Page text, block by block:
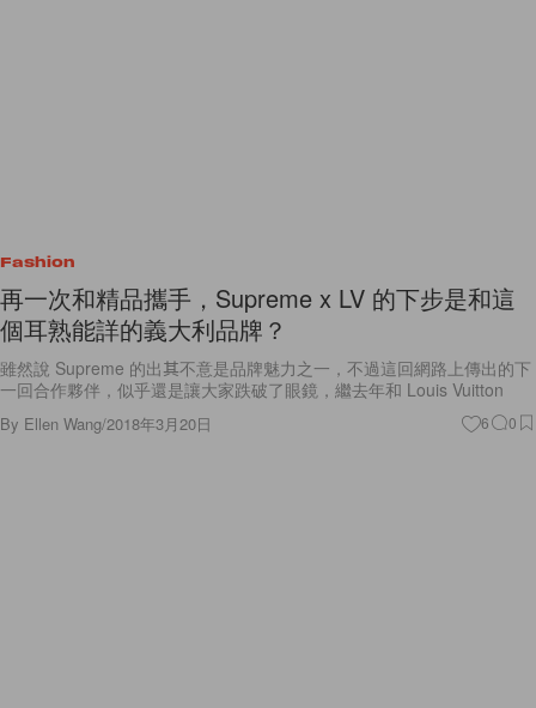
Fashion
再一次和精品攜手，Supreme x LV 的下步是和這
個耳熟能詳的義大利品牌？
雖然說 Supreme 的出其不意是品牌魅力之一，不過這回網路上傳出的下
一回合作夥伴，似乎還是讓大家跌破了眼鏡，繼去年和 Louis Vuitton
By Ellen Wang/2018年3月20日 6 0